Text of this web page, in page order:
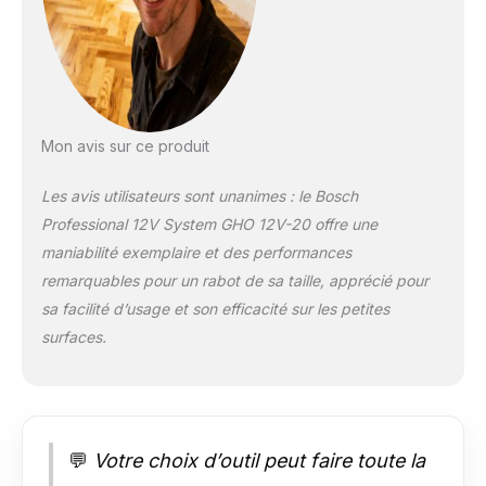
tension. Livré avec :
GHO 12V-20, 1 fer de
rabot, clé plate
Mon avis sur ce produit
Les avis utilisateurs sont unanimes : le Bosch
Professional 12V System GHO 12V-20 offre une
maniabilité exemplaire et des performances
remarquables pour un rabot de sa taille, apprécié pour
sa facilité d’usage et son efficacité sur les petites
surfaces.
💬 Votre choix d’outil peut faire toute la